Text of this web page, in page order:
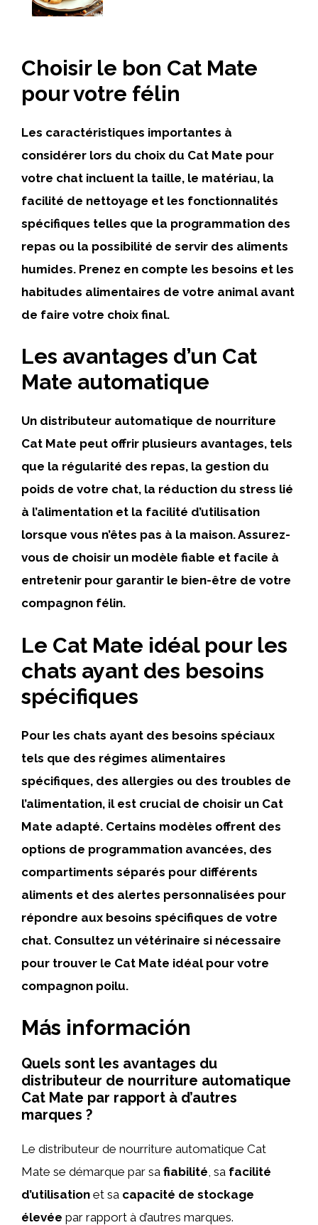
Choisir le bon Cat Mate
pour votre félin
Les caractéristiques importantes à
considérer lors du choix du Cat Mate pour
votre chat incluent la taille, le matériau, la
facilité de nettoyage et les fonctionnalités
spécifiques telles que la programmation des
repas ou la possibilité de servir des aliments
humides. Prenez en compte les besoins et les
habitudes alimentaires de votre animal avant
de faire votre choix final.
Les avantages d’un Cat
Mate automatique
Un distributeur automatique de nourriture
Cat Mate peut offrir plusieurs avantages, tels
que la régularité des repas, la gestion du
poids de votre chat, la réduction du stress lié
à l’alimentation et la facilité d’utilisation
lorsque vous n’êtes pas à la maison. Assurez-
vous de choisir un modèle fiable et facile à
entretenir pour garantir le bien-être de votre
compagnon félin.
Le Cat Mate idéal pour les
chats ayant des besoins
spécifiques
Pour les chats ayant des besoins spéciaux
tels que des régimes alimentaires
spécifiques, des allergies ou des troubles de
l’alimentation, il est crucial de choisir un Cat
Mate adapté. Certains modèles offrent des
options de programmation avancées, des
compartiments séparés pour différents
aliments et des alertes personnalisées pour
répondre aux besoins spécifiques de votre
chat. Consultez un vétérinaire si nécessaire
pour trouver le Cat Mate idéal pour votre
compagnon poilu.
Más información
Quels sont les avantages du
distributeur de nourriture automatique
Cat Mate par rapport à d’autres
marques ?
Le distributeur de nourriture automatique Cat
Mate se démarque par sa fiabilité, sa facilité
d’utilisation et sa capacité de stockage
élevée par rapport à d’autres marques.